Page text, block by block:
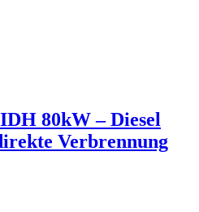
80kW – Diesel
Verbrennung